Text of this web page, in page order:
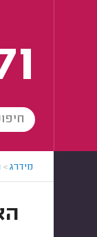
מידרג>